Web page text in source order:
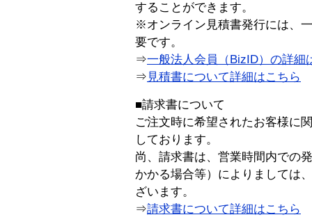
することができます。
※オンライン見積書発行には、
要です。
⇒一般法人会員（BizID）の詳細
⇒ 見積書について詳細はこちら
■請求書について
ご注文時に希望されたお客様に
しております。
尚、請求書は、営業時間内での
かかる場合等）によりましては
ざいます。
⇒請求書について詳細はこちら